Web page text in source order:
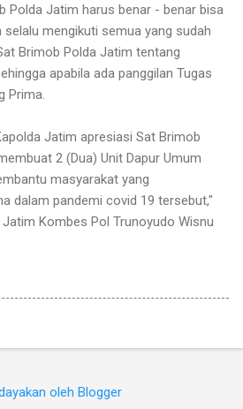
Polda Jatim harus benar - benar bisa
mengikuti semua yang sudah
Brimob Polda Jatim tentang
apabila ada panggilan Tugas
Prima.
Jatim apresiasi Sat Brimob
2 (Dua) Unit Dapur Umum
masyarakat yang
dalam pandemi covid 19 tersebut,"
Kombes Pol Trunoyudo Wisnu
oleh Blogger